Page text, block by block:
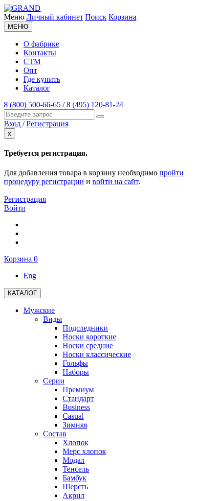
Меню Личный кабинет Поиск Корзина
МЕНЮ
О фабрике
Контакты
СТМ
Опт
Где купить
Каталог
8 (800) 500-66-65 /8 (495) 120-81-24
Вход / Регистрация
x
Требуется регистрация.
Для добавления товара в корзину необходимо пройти
процедуру регистрации и войти на сайт.
Регистрация
Войти
Корзина 0
Eng
КАТАЛОГ
Мужские
Виды
Подследники
Носки короткие
Носки средние
Носки классические
Гольфы
Наборы
Серии
Премиум
Стандарт
Business
Casual
Зимняя
Состав
Хлопок
Мерс хлопок
Модал
Тенсель
Бамбук
Шерсть
Акрил